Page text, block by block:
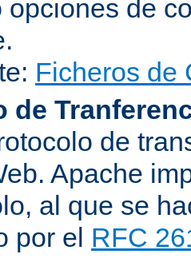
opciones de
Ficheros de
de
de
Apache
al que se
por el RFC